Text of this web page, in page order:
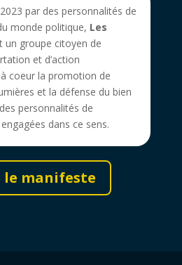
par des personnalités de
monde politique, Les
un groupe citoyen de
et d’action
coeur la promotion de
et la défense du bien
personnalités de
dans ce sens.
le manifeste